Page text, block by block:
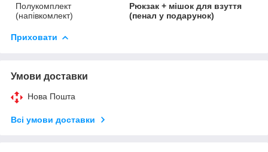
Полукомплект
(напівкомлект)
Рюкзак + мішок для взуття
(пенал у подарунок)
Приховати
Умови доставки
Нова Пошта
Всі умови доставки